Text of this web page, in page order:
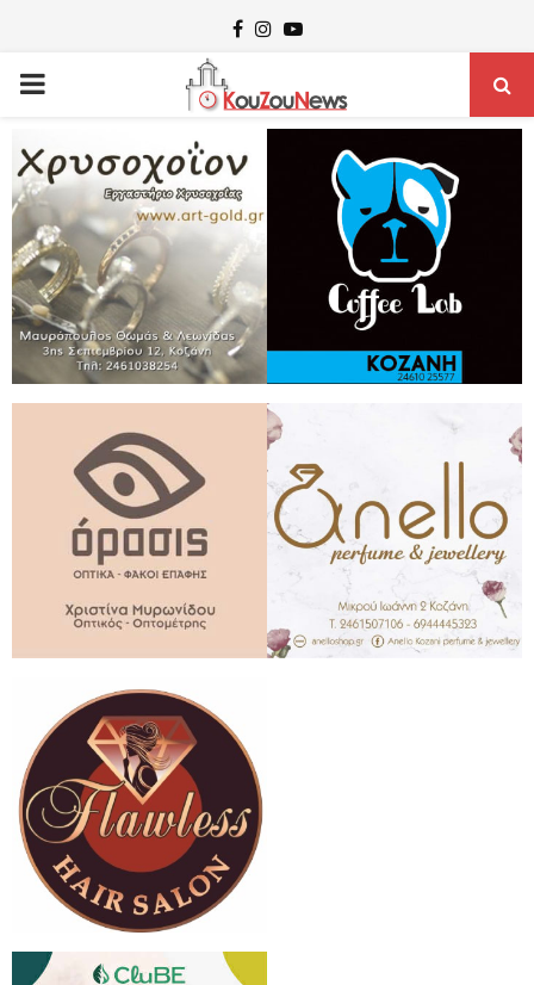
Facebook
Instagram
Youtube
PRIMARY
MENU